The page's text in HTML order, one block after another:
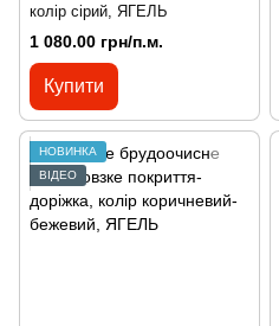
колір сірий, ЯГЕЛЬ
1 080.00 грн/п.м.
Купити
НОВИНКА
ВІДЕО